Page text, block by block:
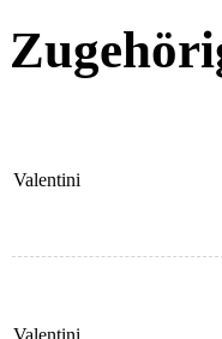
Valentini